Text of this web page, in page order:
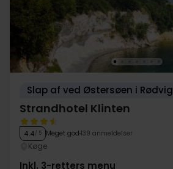
Slap af ved Østersøen i Rødvig
Strandhotel Klinten
4.4/ 5 Meget god 139 anmeldelser
Køge
Inkl. 3-retters menu